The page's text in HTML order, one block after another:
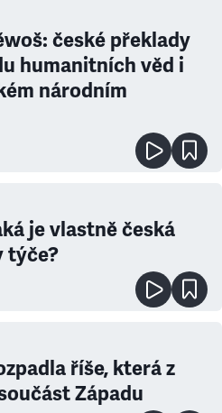
české překlady
humanitních věd i
národním
je vlastně česká
týče?
říše, která z
Západu